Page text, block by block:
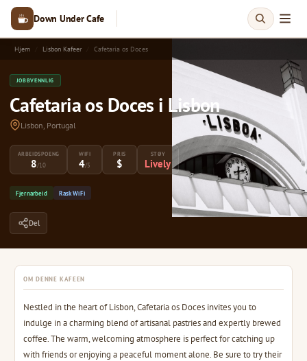
Down Under Cafe
Hjem Lisbon Kafeer Cafetaria os Doces
JOBBVENNLIG
Cafetaria os Doces i Lisbon
Lisbon, Portugal
ARBEIDSPOENG
8/10
WIFI
4/5
PRIS
$
STØY
Lively
Fjernarbeid Rask WiFi
Del
OM DENNE KAFEEN
Nestled in the heart of Lisbon, Cafetaria os Doces invites you to
indulge in a charming blend of artisanal pastries and expertly brewed
coffee. The warm, welcoming atmosphere is perfect for catching up
with friends or enjoying a peaceful moment alone. Be sure to try their